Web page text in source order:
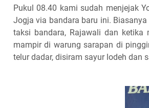
Pukul 08.40 kami sudah menjejak
Jogja via bandara baru ini. Biasanya
taksi bandara, Rajawali dan
mampir di warung sarapan di
telur dadar, disiram sayur lodeh dan